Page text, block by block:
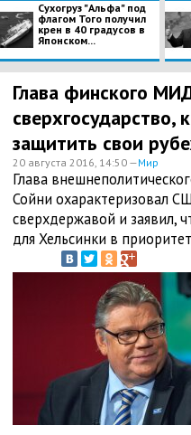
Сухогруз "Альфа" под
флагом Того получил
крен в 40 градусов в
Японском...
Глава финского
защитить свои
20 августа 2016, 14:50 —Мир
Глава
Сойни охарактеризовал
сверхдержавой и заявил,
для Хельсинки в